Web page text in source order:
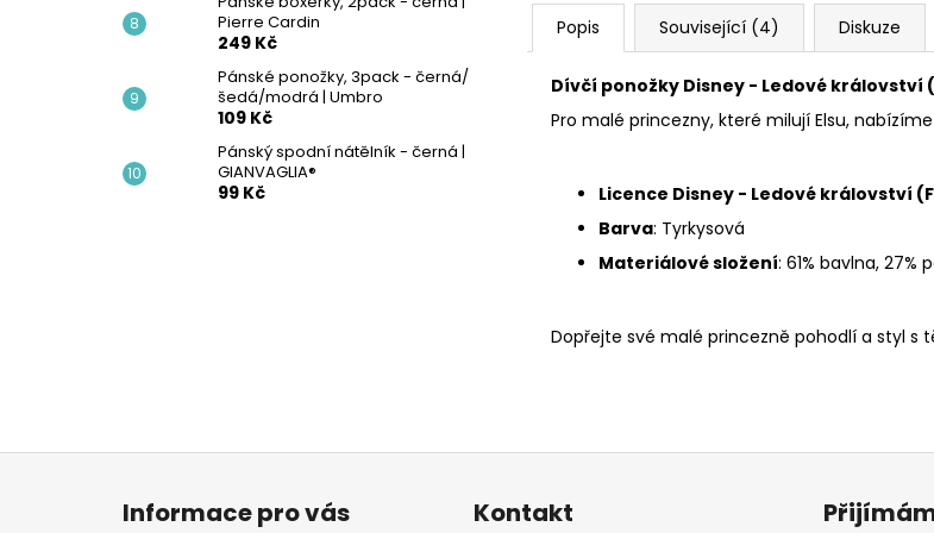
Pierre Cardin
249 Kč
Pánské ponožky, 3pack - černá/
šedá/modrá | Umbro
109 Kč
Pánský spodní nátělník - černá |
GIANVAGLIA®
99 Kč
Popis Související (4) Diskuze
Dívčí ponožky Disney - Ledové království
Pro malé princezny, které milují Elsu,
Licence Disney - Ledové království
Barva: Tyrkysová
Materiálové složení: 61% bavlna, 27%
Dopřejte své malé princezně pohodlí a styl s
Z
Informace pro vás Kontakt